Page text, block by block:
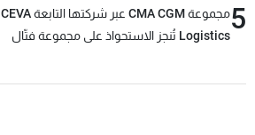
5
مجموعة CMA CGM عبر شركتها التابعة CEVA
Logistics تُنجز الاستحواذ على مجموعة فتّال